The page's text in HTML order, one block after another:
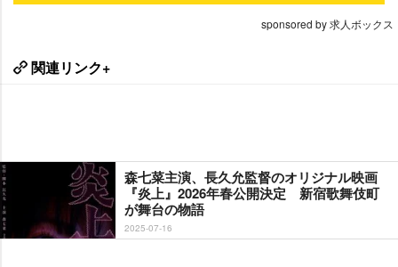
sponsored by 求人ボックス
関連リンク+
森七菜主演、長久允監督のオリジナル映画
『炎上』2026年春公開決定 新宿歌舞伎町
が舞台の物語
2025-07-16